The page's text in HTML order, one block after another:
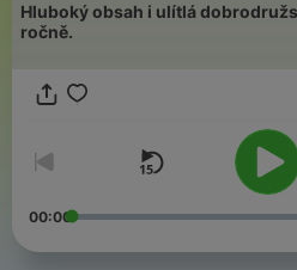
Hluboký obsah i ulítlá
ročně.
00:00